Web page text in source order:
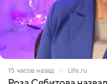
15 часов назад Life.ru